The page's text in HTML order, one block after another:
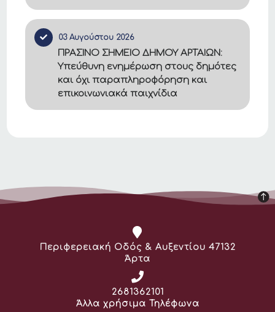
03 Αυγούστου 2026
ΠΡΑΣΙΝΟ ΣΗΜΕΙΟ ΔΗΜΟΥ ΑΡΤΑΙΩΝ:
Υπεύθυνη ενημέρωση στους δημότες
και όχι παραπληροφόρηση και
επικοινωνιακά παιχνίδια
Διεύθυνση:
Περιφερειακή Οδός & Αυξεντίου 47132
Άρτα
Τηλέφωνο:
2681362101
Άλλα χρήσιμα Τηλέφωνα